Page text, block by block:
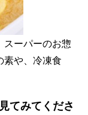
スーパーのお惣
素や、冷凍食
てみてくださ